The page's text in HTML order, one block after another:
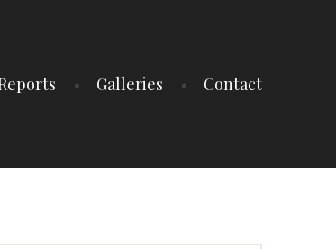
Galleries Contact